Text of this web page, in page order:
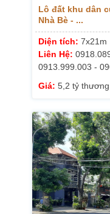
Lô đất khu dân
Nhà Bè - ...
Diện tích: 7x21m
Liên Hệ:
0913.999.003 -
Giá: 5,2 tỷ